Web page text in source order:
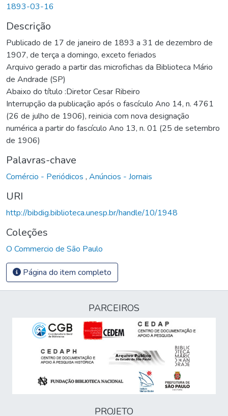
1893-03-16
Descrição
Publicado de 17 de janeiro de 1893 a 31 de dezembro de
1907, de terça a domingo, exceto feriados
Arquivo gerado a partir das microfichas da Biblioteca Mário
de Andrade (SP)
Abaixo do título :Diretor Cesar Ribeiro
Interrupção da publicação após o fascículo Ano 14, n. 4761
(26 de julho de 1906), reinicia com nova designação
numérica a partir do fascículo Ano 13, n. 01 (25 de setembro
de 1906)
Palavras-chave
Comércio - Periódicos , Anúncios - Jornais
URI
http://bibdig.biblioteca.unesp.br/handle/10/1948
Coleções
O Commercio de São Paulo
Página do item completo
PARCEIROS
PROJETO